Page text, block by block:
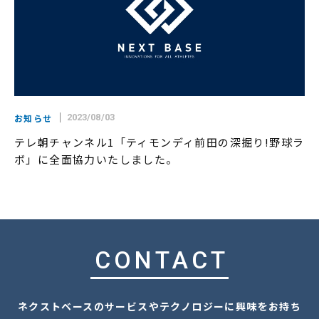
お知らせ 2023/08/03
テレ朝チャンネル1「ティモンディ前田の深掘り!野球ラ
ボ」に全面協力いたしました。
CONTACT
ネクストベースのサービスやテクノロジーに興味をお持ち